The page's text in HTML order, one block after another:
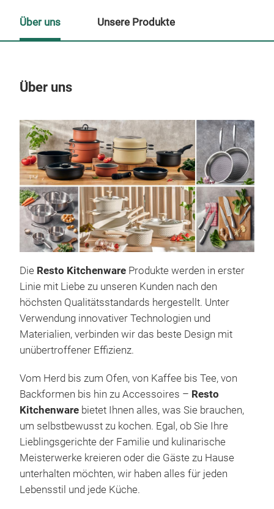
Über uns
Die Resto Kitchenware Produkte werden in erster
Linie mit Liebe zu unseren Kunden nach den
höchsten Qualitätsstandards hergestellt. Unter
Verwendung innovativer Technologien und
Materialien, verbinden wir das beste Design mit
unübertroffener Effizienz.
Vom Herd bis zum Ofen, von Kaffee bis Tee, von
Backformen bis hin zu Accessoires – Resto
Kitchenware bietet Ihnen alles, was Sie brauchen,
um selbstbewusst zu kochen. Egal, ob Sie Ihre
Lieblingsgerichte der Familie und kulinarische
Meisterwerke kreieren oder die Gäste zu Hause
unterhalten möchten, wir haben alles für jeden
Lebensstil und jede Küche.
Über uns Unsere Produkte